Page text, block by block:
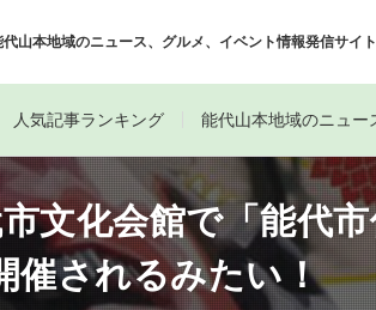
山本地域のニュース、グルメ、イベント情報発信サイト
人気記事ランキング 能代山本地域のニュー
市文化会館で「能代
催されるみたい！